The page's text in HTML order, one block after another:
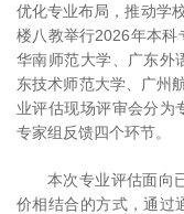
优化专业布局，推动学
楼八教举行2026年本科
华南师范大学、广东外
东技术师范大学、广州
业评估现场评审会分为
专家组反馈四个环节。
本次专业评估面向
价相结合的方式，通过